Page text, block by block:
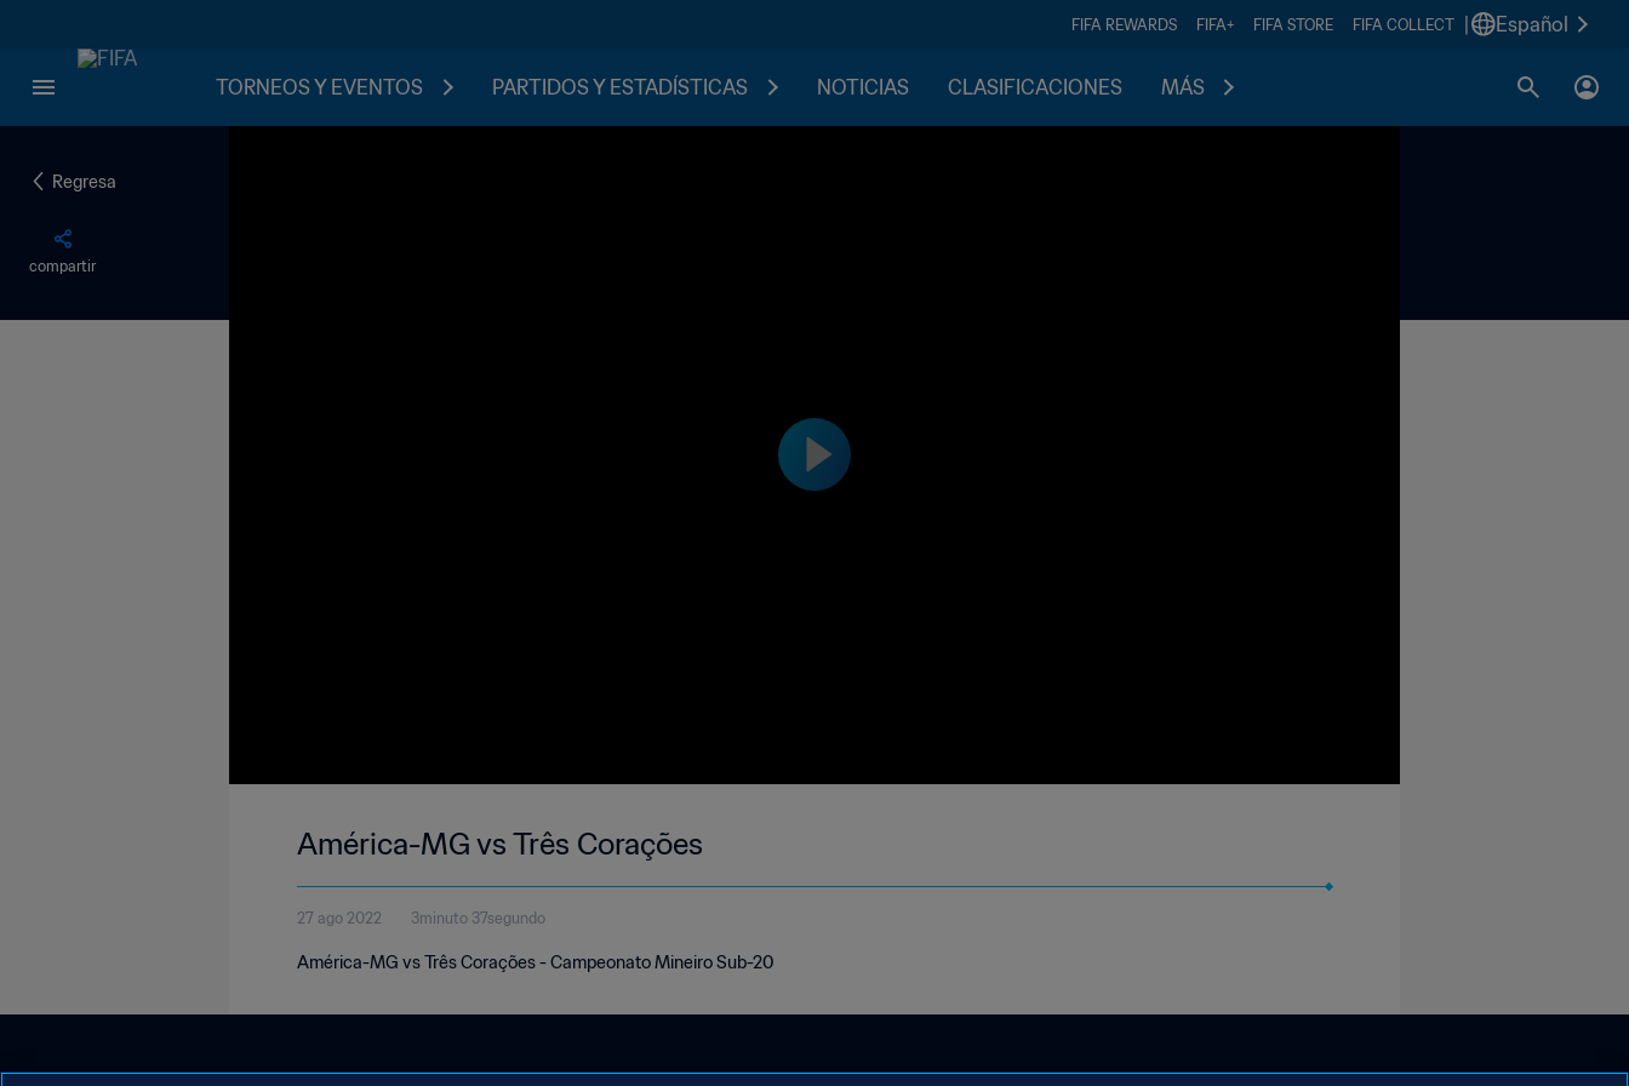
FIFA REWARDS FIFA+ FIFA STORE FIFA COLLECT Español
TORNEOS Y EVENTOS PARTIDOS Y ESTADÍSTICAS NOTICIAS CLASIFICACIONES MÁS
Regresa
compartir
América-MG vs Três Corações
27 ago 2022 3minuto 37segundo
América-MG vs Três Corações - Campeonato Mineiro Sub-20